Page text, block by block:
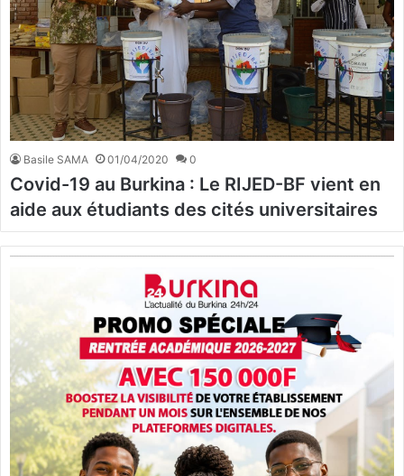
Basile SAMA 01/04/2020 0
Covid-19 au Burkina : Le RIJED-BF vient en
aide aux étudiants des cités universitaires